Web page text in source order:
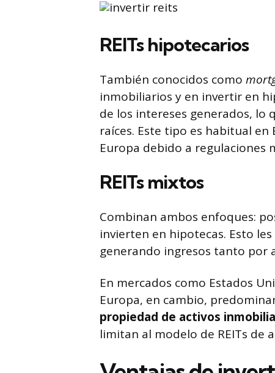
REITs hipotecarios
También conocidos como
inmobiliarios y en invertir en
de los intereses generados, lo
raíces. Este tipo es habitual
Europa debido a regulaciones
REITs mixtos
Combinan ambos enfoques:
invierten en hipotecas. Esto
generando ingresos tanto por
En mercados como Estados
Europa, en cambio,
propiedad de activos
limitan al modelo de REITs de